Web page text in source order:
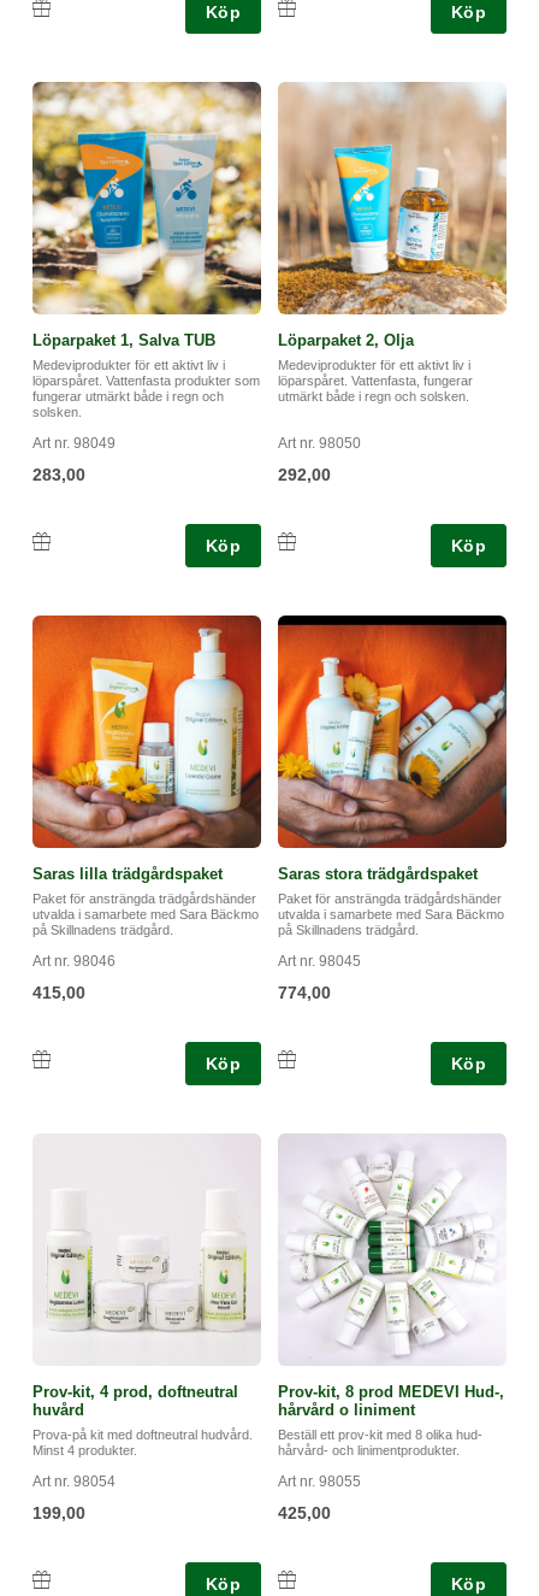
Köp Köp
Löparpaket 1, Salva TUB
Medeviprodukter för ett aktivt liv i
löparspåret. Vattenfasta produkter som
fungerar utmärkt både i regn och
solsken.
Art nr. 98049
283,00
Köp
Löparpaket 2, Olja
Medeviprodukter för ett aktivt liv i
löparspåret. Vattenfasta, fungerar
utmärkt både i regn och solsken.
Art nr. 98050
292,00
Köp
Saras lilla trädgårdspaket
Paket för ansträngda trädgårdshänder
utvalda i samarbete med Sara Bäckmo
på Skillnadens trädgård.
Art nr. 98046
415,00
Köp
Saras stora trädgårdspaket
Paket för ansträngda trädgårdshänder
utvalda i samarbete med Sara Bäckmo
på Skillnadens trädgård.
Art nr. 98045
774,00
Köp
Prov-kit, 4 prod, doftneutral
huvård
Prova-på kit med doftneutral hudvård.
Minst 4 produkter.
Art nr. 98054
199,00
Köp
Prov-kit, 8 prod MEDEVI Hud-,
hårvård o liniment
Beställ ett prov-kit med 8 olika hud-
hårvård- och linimentprodukter.
Art nr. 98055
425,00
Köp